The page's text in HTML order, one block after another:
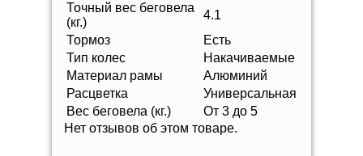
Точный вес беговела
(кг.)
4.1
Тормоз
Есть
Тип колес
Накачиваемые
Материал рамы
Алюминий
Расцветка
Универсальная
Вес беговела (кг.)
От 3 до 5
Нет отзывов об этом товаре.